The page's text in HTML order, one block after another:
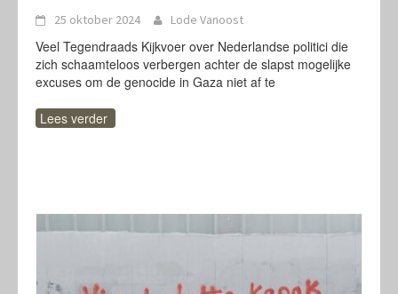
25 oktober 2024 Lode Vanoost
Veel Tegendraads Kijkvoer over Nederlandse politici die
zich schaamteloos verbergen achter de slapst mogelijke
excuses om de genocide in Gaza niet af te
Lees verder